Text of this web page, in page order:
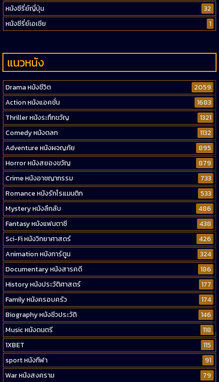
หนังซีรี่ย์ญี่ปุ่น
32
หนังซีรี่ย์เอเชีย
1
แนวหนัง
Drama หนังชีวิต
2059
Action หนังแอคชั่น
1683
Thriller หนังระทึกขวัญ
1321
Comedy หนังตลก
1132
Adventure หนังผจญภัย
895
Horror หนังสยองขวัญ
879
Crime หนังอาชญากรรม
733
Romance หนังรักโรแมนติก
533
Mystery หนังลึกลับ
486
Fantasy หนังแฟนตาซี
438
Sci-Fi หนังวิทยาศาสตร์
426
Animation หนังการ์ตูน
324
Documentary หนังสารคดี
186
History หนังประวัติศาสตร์
177
Family หนังครอบครัว
174
Biography หนังชีวประวัติ
146
Music หนังดนตรี
118
1XBET
115
sport หนังกีฬา
91
War หนังสงคราม
79